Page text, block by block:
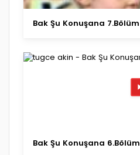
Bak Şu Konuşana 7.Bölüm
Bak Şu Konuşana 6.Bölüm